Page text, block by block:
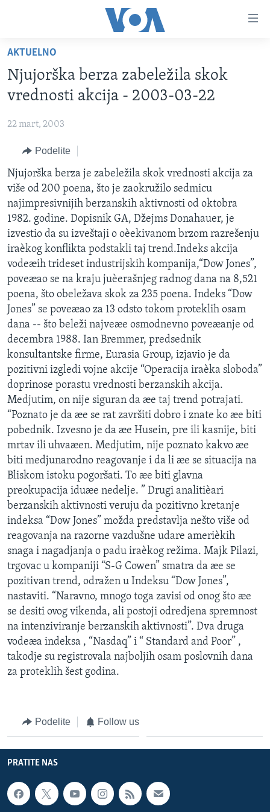
glavni
sadržaj
na
glavnu
pretragu
NASLOVNA
RUBRIKE
BALKAN
GLOBALNE TEME
EKONOMIJA
NAUKA I TEHNOLOGIJA
MEDICINA
KULTURA
DRUŠTVO
SPORT
INTERVJU
OTVORENI STUDIO
IZ AMERIKE
PRATITE NAS
Jezici
AKTUELNO
Njujorška berza zabeležila skok
vrednosti akcija - 2003-03-22
22 mart, 2003
Podelite
Njujorška berza je zabeležila skok vrednosti akcija za
više od 200 poena, što je zaokružilo sedmicu
najimpresivnijih berzanskih aktivnosti od oktobra
1982. godine. Dopisnik GA, Džejms Donahauer, je
izvestio da su izveštaji o oèekivanom brzom razrešenju
iraèkog konflikta podstakli taj trend.Indeks akcija
vodeæih trideset industrijskih kompanija,“Dow Jones”,
poveæao se na kraju juèerašnjeg radnog dana na 8,521
poena, što obeležava skok za 235 poena. Indeks “Dow
Jones” se poveæao za 13 odsto tokom proteklih osam
dana -- što beleži najveæe osmodnevno poveæanje od
decembra 1988. Ian Bremmer, predsednik
konsultantske firme, Eurasia Group, izjavio je da
pozitivni izgledi vojne akcije “Operacija iraèka sloboda”
doprinose porastu vrednosti berzanskih akcija.
Medjutim, on nije siguran da æe taj trend potrajati.
“Poznato je da æe se rat završiti dobro i znate ko æe biti
pobednik. Izvesno je da æe Husein, pre ili kasnije, biti
mrtav ili uhvaæen. Medjutim, nije poznato kakvo æe
biti medjunarodno reagovanje i da li æe se situacija na
Bliskom istoku pogoršati. To æe biti glavna
preokupacija iduæe nedelje. ” Drugi analitièari
berzanskih aktivnosti veruju da pozitivno kretanje
indeksa “Dow Jones” možda predstavlja nešto više od
reagovanja na razorne vazdušne udare amerièkih
snaga i nagadjanja o padu iraèkog režima. Majk Pilazi,
trgovac u kompaniji “S-G Cowen” smatra da æe se
pozitivan trend, odražen u Indeksu “Dow Jones”,
nastaviti. “Naravno, mnogo toga zavisi od onog što æe
se desiti ovog vikenda, ali postoji odredjena spremnost
na intenziviranje berzanskih aktivnosti”. Dva druga
vodeæa indeksa , “Nasdaq” i “ Standard and Poor” ,
takodje su registrovala najboljih osam poslovnih dana
za proteklih šest godina.
Podelite Follow us
PRATITE NAS